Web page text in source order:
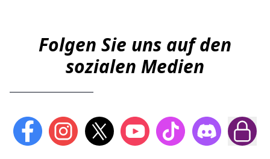
Folgen Sie uns auf den
sozialen Medien